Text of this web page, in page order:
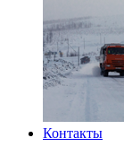
Контакты